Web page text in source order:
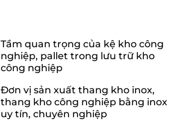
Tầm quan trọng của kệ kho công
nghiệp, pallet trong lưu trữ kho
công nghiệp
Đơn vị sản xuất thang kho inox,
thang kho công nghiệp bằng inox
uy tín, chuyên nghiệp